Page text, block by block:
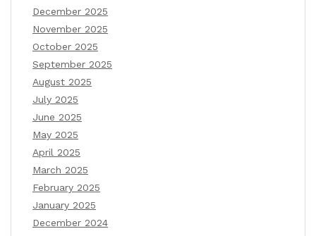
December 2025
November 2025
October 2025
September 2025
August 2025
July 2025
June 2025
May 2025
April 2025
March 2025
February 2025
January 2025
December 2024